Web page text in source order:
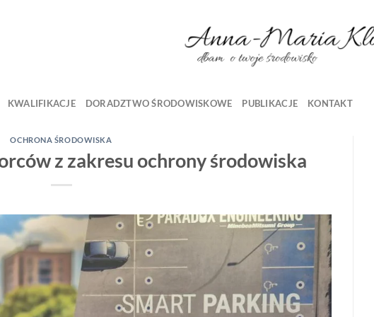
KWALIFIKACJE DORADZTWO ŚRODOWISKOWE PUBLIKACJE KONTAKT
OCHRONA ŚRODOWISKA
z zakresu ochrony środowiska